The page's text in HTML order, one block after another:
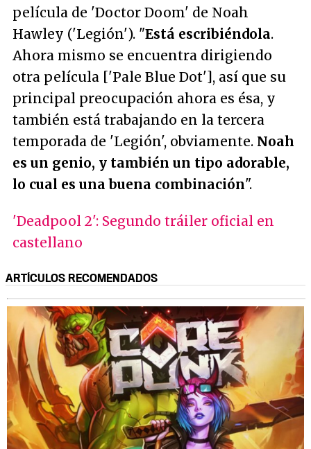
película de 'Doctor Doom' de Noah
Hawley ('Legión'). "Está escribiéndola.
Ahora mismo se encuentra dirigiendo
otra película ['Pale Blue Dot'], así que su
principal preocupación ahora es ésa, y
también está trabajando en la tercera
temporada de 'Legión', obviamente. Noah
es un genio, y también un tipo adorable,
lo cual es una buena combinación".
'Deadpool 2': Segundo tráiler oficial en
castellano
ARTÍCULOS RECOMENDADOS